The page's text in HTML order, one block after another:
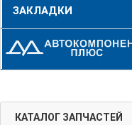
ЗАКЛАДКИ
КАТАЛОГ ЗАПЧАСТЕЙ